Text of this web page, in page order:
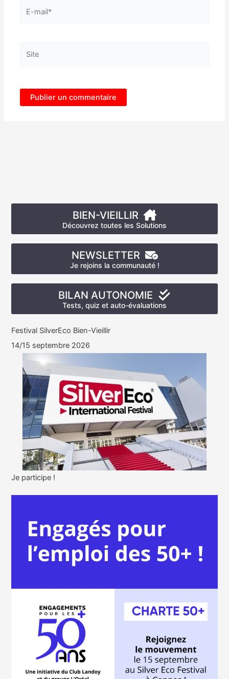
mail*
BIEN-VIEILLIR
Découvrez toutes les Solutions
NEWSLETTER
Je rejoins la communauté !
BILAN AUTONOMIE
Tests, quiz et auto-évaluations
Festival SilverEco Bien-Vieillir
14/15 septembre 2026
Je participe !